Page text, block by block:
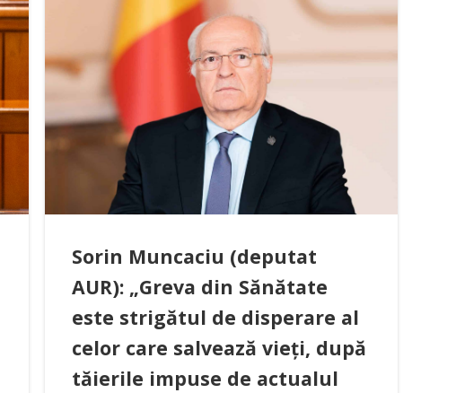
Sorin Muncaciu (deputat
AUR): „Greva din Sănătate
este strigătul de disperare al
celor care salvează vieți, după
tăierile impuse de actualul